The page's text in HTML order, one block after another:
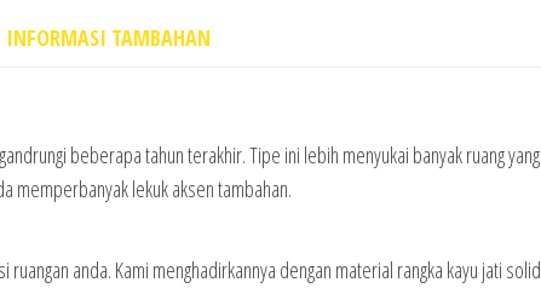
INFORMASI TAMBAHAN
beberapa tahun terakhir. Tipe ini lebih menyukai banyak ruang yang
memperbanyak lekuk aksen tambahan.
anda. Kami menghadirkannya dengan material rangka kayu jati solid